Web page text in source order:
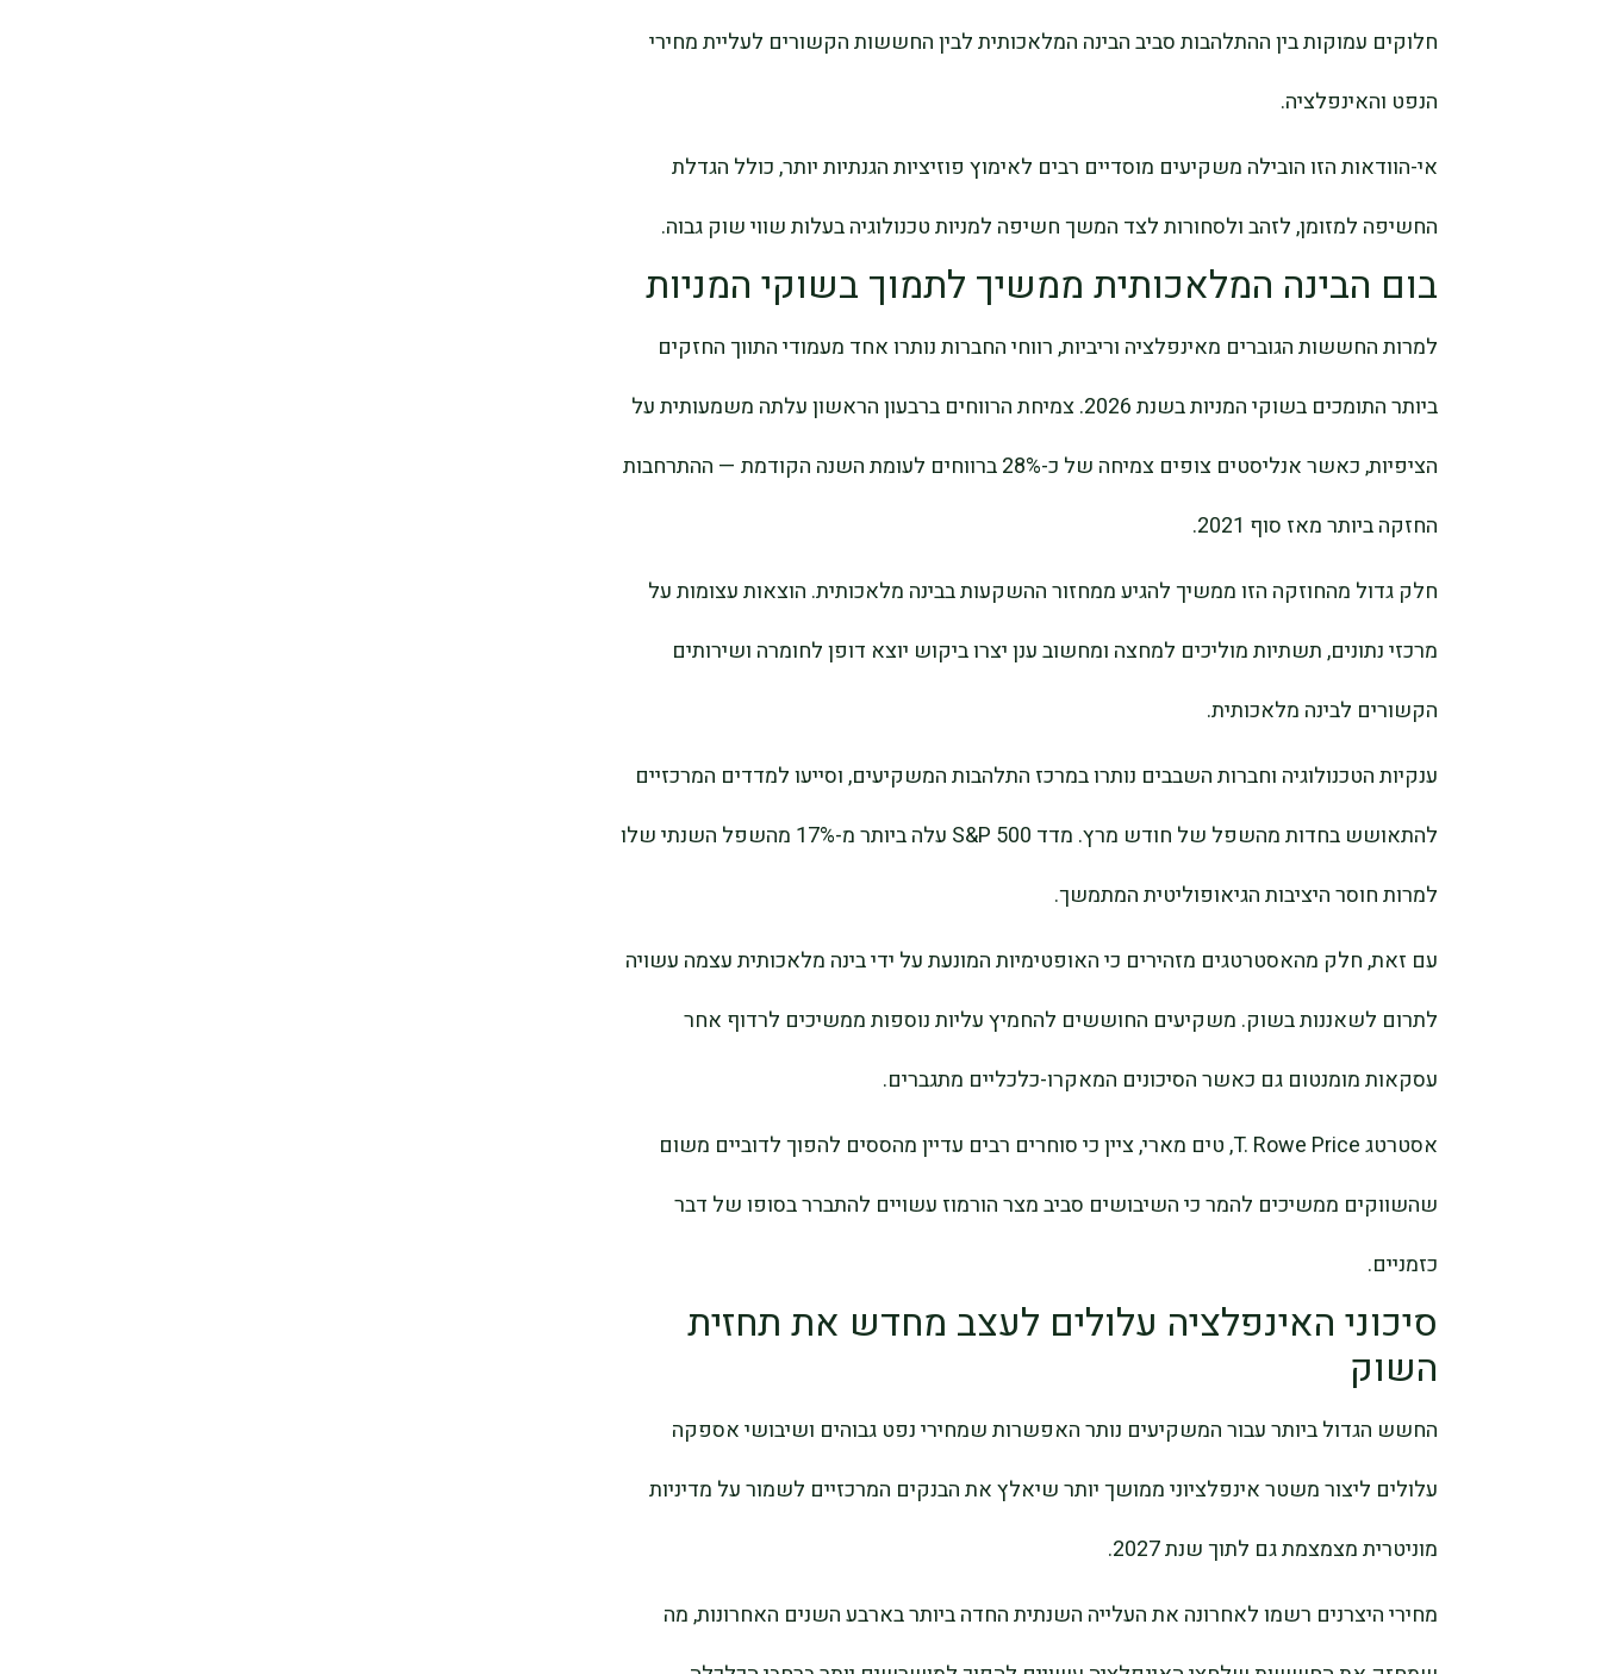
חלוקים עמוקות בין ההתלהבות סביב הבינה המלאכותית לבין החששות הקשורים לעליית מחירי
הנפט והאינפלציה.
אי-הוודאות הזו הובילה משקיעים מוסדיים רבים לאימוץ פוזיציות הגנתיות יותר, כולל הגדלת
החשיפה למזומן, לזהב ולסחורות לצד המשך חשיפה למניות טכנולוגיה בעלות שווי שוק גבוה.
בום הבינה המלאכותית ממשיך לתמוך בשוקי המניות
למרות החששות הגוברים מאינפלציה וריביות, רווחי החברות נותרו אחד מעמודי התווך החזקים
ביותר התומכים בשוקי המניות בשנת 2026. צמיחת הרווחים ברבעון הראשון עלתה משמעותית על
הציפיות, כאשר אנליסטים צופים צמיחה של כ-28% ברווחים לעומת השנה הקודמת — ההתרחבות
החזקה ביותר מאז סוף 2021.
חלק גדול מהחוזקה הזו ממשיך להגיע ממחזור ההשקעות בבינה מלאכותית. הוצאות עצומות על
מרכזי נתונים, תשתיות מוליכים למחצה ומחשוב ענן יצרו ביקוש יוצא דופן לחומרה ושירותים
הקשורים לבינה מלאכותית.
ענקיות הטכנולוגיה וחברות השבבים נותרו במרכז התלהבות המשקיעים, וסייעו למדדים המרכזיים
להתאושש בחדות מהשפל של חודש מרץ. מדד S&P 500 עלה ביותר מ-17% מהשפל השנתי שלו
למרות חוסר היציבות הגיאופוליטית המתמשך.
עם זאת, חלק מהאסטרטגים מזהירים כי האופטימיות המונעת על ידי בינה מלאכותית עצמה עשויה
לתרום לשאננות בשוק. משקיעים החוששים להחמיץ עליות נוספות ממשיכים לרדוף אחר
עסקאות מומנטום גם כאשר הסיכונים המאקרו-כלכליים מתגברים.
אסטרטג T. Rowe Price, טים מארי, ציין כי סוחרים רבים עדיין מהססים להפוך לדוביים משום
שהשווקים ממשיכים להמר כי השיבושים סביב מצר הורמוז עשויים להתברר בסופו של דבר
כזמניים.
סיכוני האינפלציה עלולים לעצב מחדש את תחזית
השוק
החשש הגדול ביותר עבור המשקיעים נותר האפשרות שמחירי נפט גבוהים ושיבושי אספקה
עלולים ליצור משטר אינפלציוני ממושך יותר שיאלץ את הבנקים המרכזיים לשמור על מדיניות
מוניטרית מצמצמת גם לתוך שנת 2027.
מחירי היצרנים רשמו לאחרונה את העלייה השנתית החדה ביותר בארבע השנים האחרונות, מה